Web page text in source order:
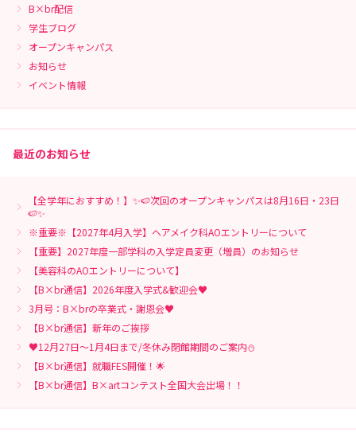
B×br配信
学生ブログ
オープンキャンパス
お知らせ
イベント情報
最近のお知らせ
【全学年におすすめ！】✨🍉次回のオープンキャンパスは8月16日・23日
🍉✨
※重要※【2027年4月入学】ヘアメイク科AOエントリーについて
【重要】2027年度一部学科の入学定員変更（増員）のお知らせ
【美容科のAOエントリーについて】
【B×br通信】2026年度入学式&歓迎会♥
3月号：B×brの卒業式・謝恩会♥
【B×br通信】新年のご挨拶
♥12月27日～1月4日まで/冬休み閉館期間のご案内⛄
【B×br通信】就職FES開催！🌟
【B×br通信】B×artコンテスト全国大会出場！！